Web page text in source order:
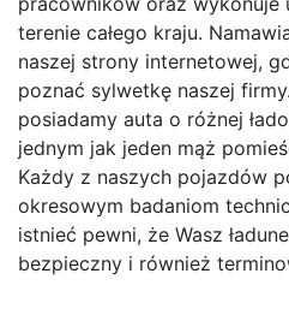
terenie całego kraju.
naszej strony internetowej,
poznać sylwetkę naszej
posiadamy auta o różnej
jednym jak jeden mąż
Każdy z naszych pojazdów
okresowym badaniom
istnieć pewni, że Wasz
bezpieczny i również